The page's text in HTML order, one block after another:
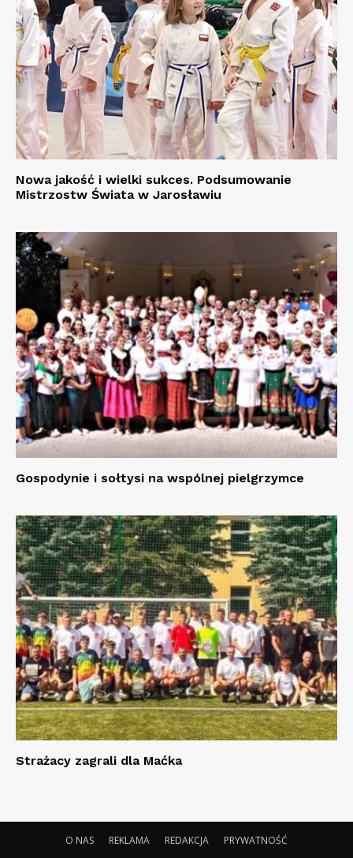
Nowa jakość i wielki sukces. Podsumowanie
Mistrzostw Świata w Jarosławiu
Gospodynie i sołtysi na wspólnej pielgrzymce
Strażacy zagrali dla Maćka
O NAS REKLAMA REDAKCJA PRYWATNOŚĆ